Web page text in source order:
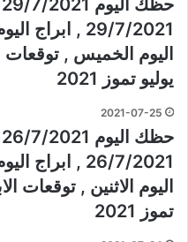
يوليو تموز 2021
2021-07-25
تموز 2021